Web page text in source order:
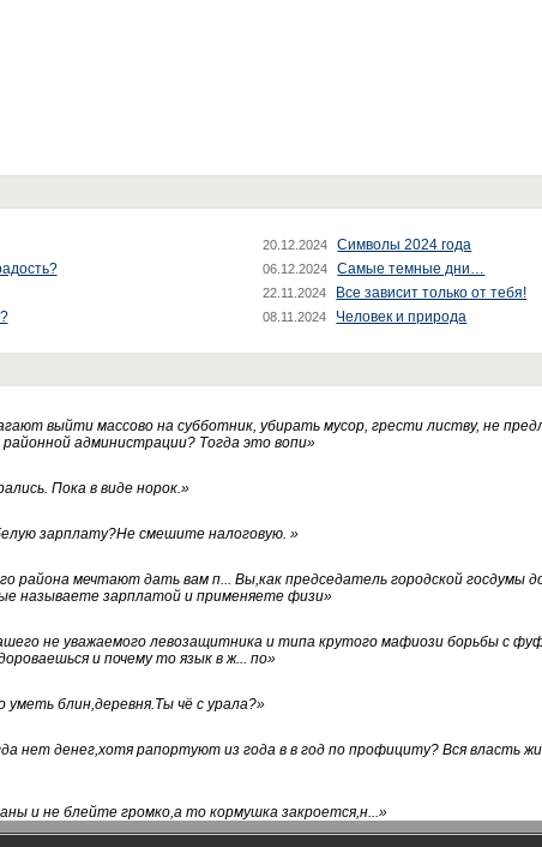
20.12.2024 Символы 2024 года
06.12.2024 Самые темные дни…
22.11.2024 Все зависит только от тебя!
08.11.2024 Человек и природа
выйти массово на субботник, убирать мусор, грести листву, не
администрации? Тогда это вопи»
Пока в виде норок.»
зарплату?Не смешите налоговую. »
района мечтают дать вам п... Вы,как председатель городской госдумы
называете зарплатой и применяете физи»
не уважаемого левозащитника и типа крутого мафиози борьбы с
и почему то язык в ж... по»
блин,деревня.Ты чё с урала?»
нет денег,хотя рапортуют из года в в год по профициту? Вся власть
и не блейте громко,а то кормушка закроется,н...»